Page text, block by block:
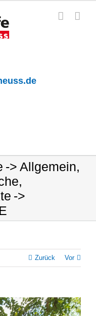
Allgemein,
,
Zurück Vor